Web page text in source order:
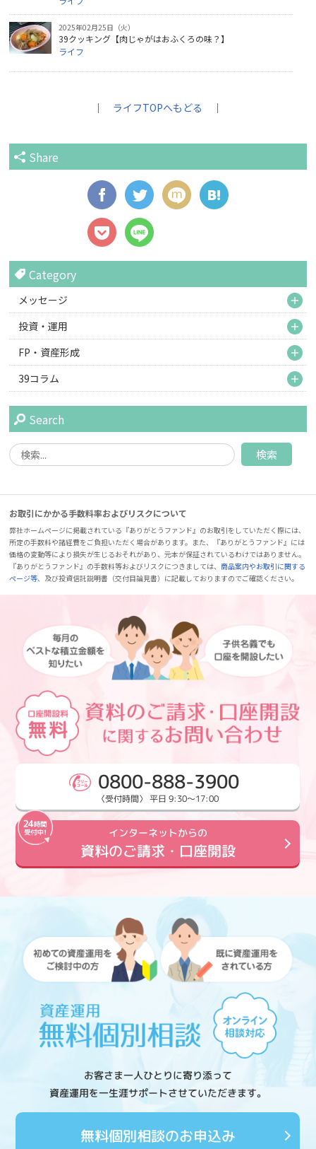
2025年02月25日（火）
39クッキング【肉じゃがはおふくろの味？】
ライフ
｜ ライフTOPへもどる ｜
Share
Category
メッセージ
投資・運用
FP・資産形成
39コラム
Search
お取引にかかる手数料率およびリスクについて
弊社ホームページに掲載されている『ありがとうファンド』のお取引をしていただく際には、
所定の手数料や諸経費をご負担いただく場合があります。また、『ありがとうファンド』には
価格の変動等により損失が生じるおそれがあり、元本が保証されているわけではありません。
『ありがとうファンド』の手数料等およびリスクにつきましては、商品案内やお取引に関する
ページ等、及び投資信託説明書（交付目論見書）に記載しておりますのでご確認ください。
0800-888-3900
〈受付時間〉 平日 9:30～17:00
インターネットからの
資料のご請求・口座開設
お客さま一人ひとりに寄り添って
資産運用を一生涯サポートさせていただきます。
無料個別相談のお申込み